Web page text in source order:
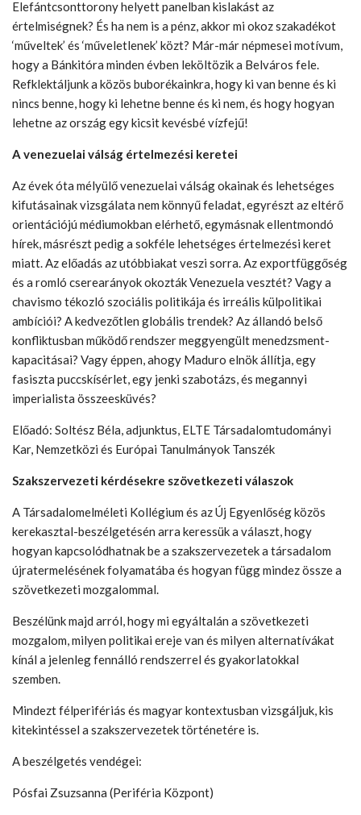
Elefántcsonttorony helyett panelban kislakást az
értelmiségnek? És ha nem is a pénz, akkor mi okoz szakadékot
‘műveltek’ és ‘műveletlenek’ közt? Már-már népmesei motívum,
hogy a Bánkitóra minden évben leköltözik a Belváros fele.
Refklektáljunk a közös buborékainkra, hogy ki van benne és ki
nincs benne, hogy ki lehetne benne és ki nem, és hogy hogyan
lehetne az ország egy kicsit kevésbé vízfejű!
A venezuelai válság értelmezési keretei
Az évek óta mélyülő venezuelai válság okainak és lehetséges
kifutásainak vizsgálata nem könnyű feladat, egyrészt az eltérő
orientációjú médiumokban elérhető, egymásnak ellentmondó
hírek, másrészt pedig a sokféle lehetséges értelmezési keret
miatt. Az előadás az utóbbiakat veszi sorra. Az exportfüggőség
és a romló cserearányok okozták Venezuela vesztét? Vagy a
chavismo tékozló szociális politikája és irreális külpolitikai
ambíciói? A kedvezőtlen globális trendek? Az állandó belső
konfliktusban működő rendszer meggyengült menedzsment-
kapacitásai? Vagy éppen, ahogy Maduro elnök állítja, egy
fasiszta puccskísérlet, egy jenki szabotázs, és megannyi
imperialista összeesküvés?
Előadó: Soltész Béla, adjunktus, ELTE Társadalomtudományi
Kar, Nemzetközi és Európai Tanulmányok Tanszék
Szakszervezeti kérdésekre szövetkezeti válaszok
A Társadalomelméleti Kollégium és az Új Egyenlőség közös
kerekasztal-beszélgetésén arra keressük a választ, hogy
hogyan kapcsolódhatnak be a szakszervezetek a társadalom
újratermelésének folyamatába és hogyan függ mindez össze a
szövetkezeti mozgalommal.
Beszélünk majd arról, hogy mi egyáltalán a szövetkezeti
mozgalom, milyen politikai ereje van és milyen alternatívákat
kínál a jelenleg fennálló rendszerrel és gyakorlatokkal
szemben.
Mindezt félperifériás és magyar kontextusban vizsgáljuk, kis
kitekintéssel a szakszervezetek történetére is.
A beszélgetés vendégei:
Pósfai Zsuzsanna (Periféria Központ)